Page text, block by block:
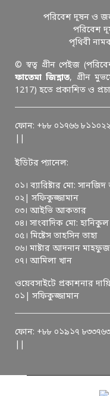
পরিবেশ দূষন ও
পরিবেশ
পৃথিবী
© স্বত্ব গ্রীন পেইজ
ফাতেমা জিন্নাত, গ্রীন
1217) হতে প্রকাশিত ও
ফোন: +৮৮ ০১৭৬৬
ইডিটর প্যানেল:
০১। ব্যারিষ্টার মো:
০২| সফিকুজ্জামান
০৩। আইভি আকতার
০৪। সাংবাদিক মো:
০৫। মিষ্টেস তাহসিন তাহা
০৬। মাষ্টার আদনান
০৭। আমিলা খান
ওয়েবসাইটে প্রকাশনার
০১| সফিকুজ্জামান
ফোন: +৮৮ ০১৯১৭